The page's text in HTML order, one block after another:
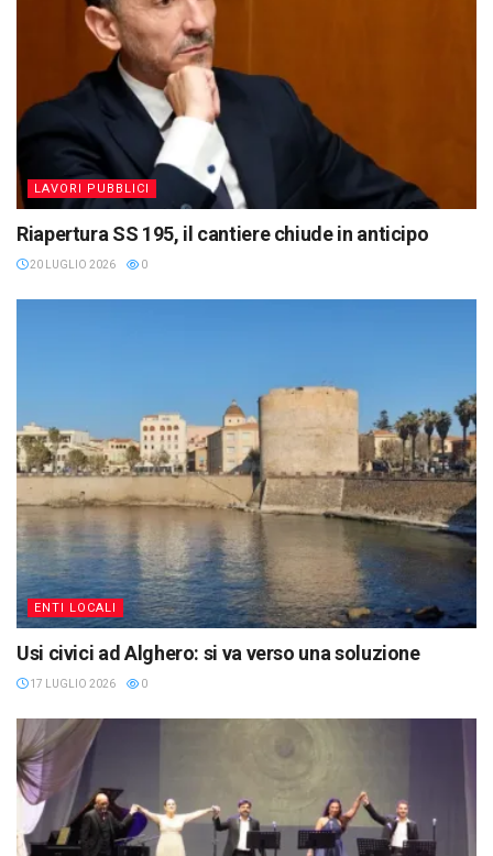
LAVORI PUBBLICI
Riapertura SS 195, il cantiere chiude in anticipo
20 LUGLIO 2026 0
ENTI LOCALI
Usi civici ad Alghero: si va verso una soluzione
17 LUGLIO 2026 0